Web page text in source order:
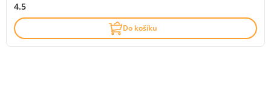
4.5
Do košíku